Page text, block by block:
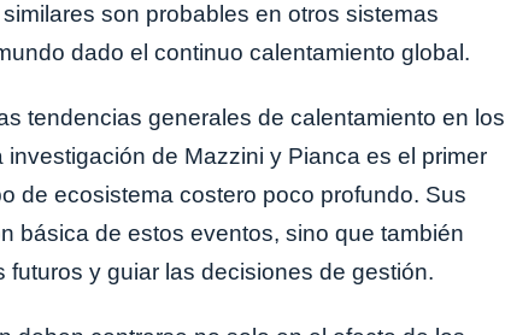
son probables en otros sistemas
dado el continuo calentamiento global.
tendencias generales de calentamiento en los
de Mazzini y Pianca es el primer
de ecosistema costero poco profundo. Sus
básica de estos eventos, sino que también
y guiar las decisiones de gestión.